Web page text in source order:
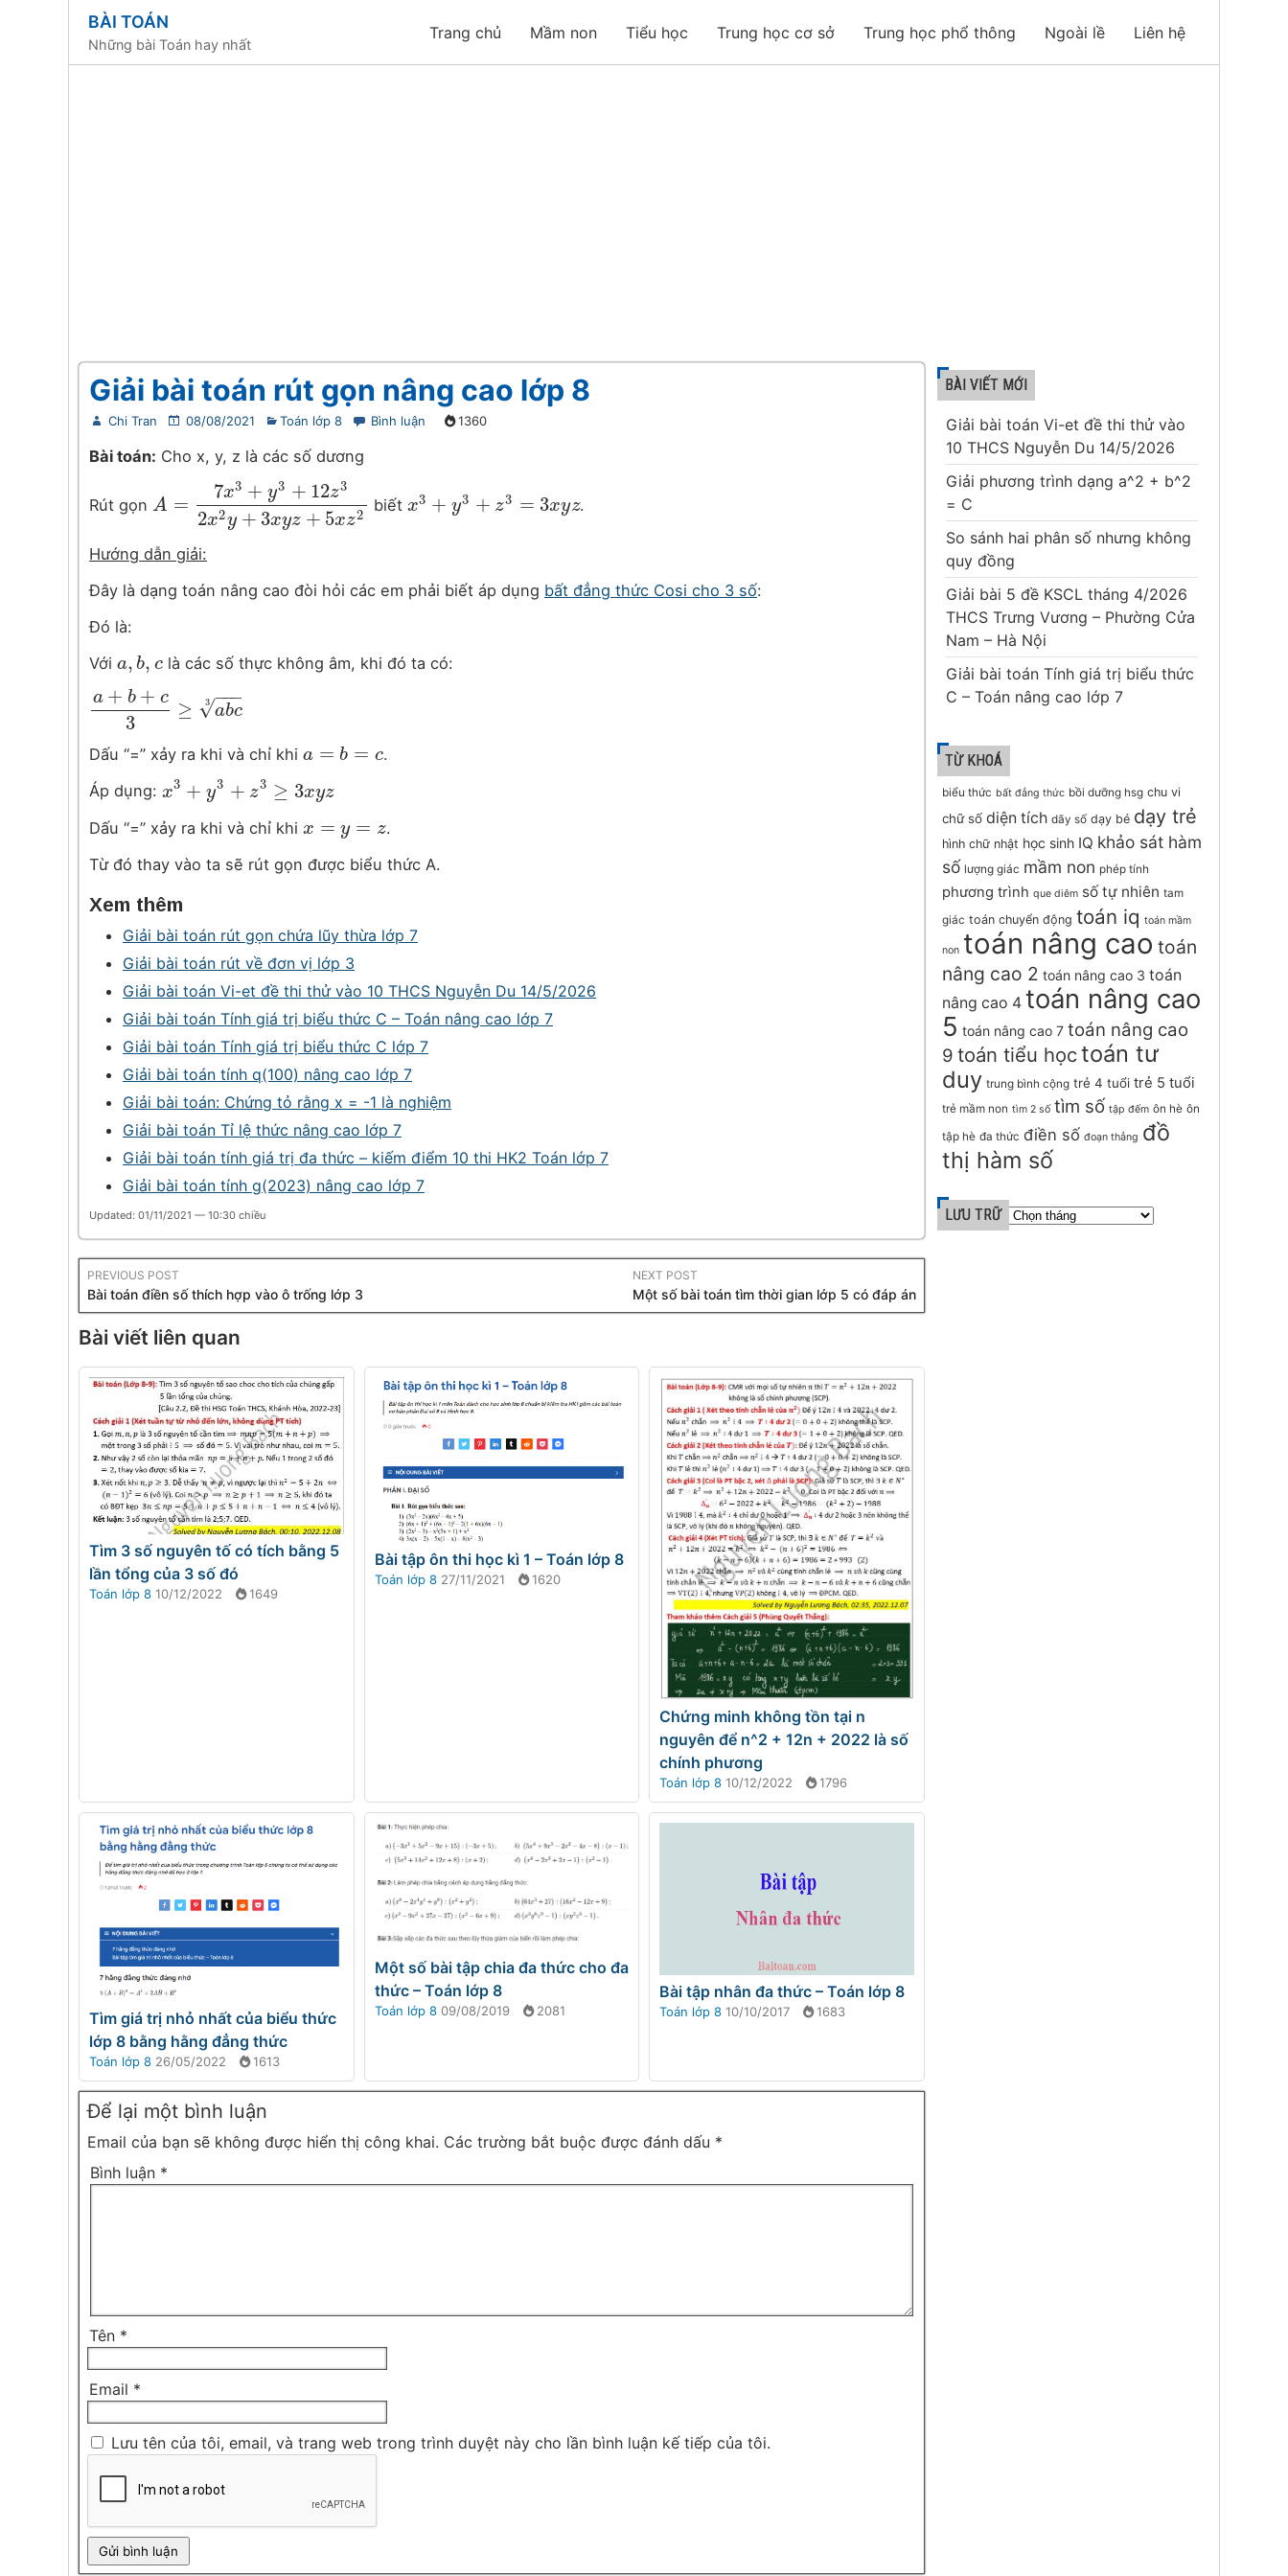
BÀI TOÁN
Những bài Toán hay nhất
Trang chủ Mầm non Tiểu học Trung học cơ sở Trung học phổ thông Ngoài lề Liên hệ
Giải bài toán rút gọn nâng cao lớp 8
Chi Tran 08/08/2021 Toán lớp 8 Bình luận 1360
Bài toán: Cho x, y, z là các số dương
Rút gọn A =
7x3 + y3 + 12z3
2x2y + 3xyz + 5xz2
A= 7x 3+y3+12z32x2y+3xyz+ 5xz2
biếtx3 + y3 + z3 = 3xyz
x3 +y3+z 3= 3x yz .
Hướng dẫn giải:
Đây là dạng toán nâng cao đòi hỏi các em phải biết áp dụng bất đẳng thức Cosi cho 3 số:
Đó là:
Với a, b, c
a,b,c
là các số thực không âm, khi đó ta có:
a + b + c
3
≥ abc
−−
−
√
3
a+b+c3≥ab c3
Dấu “=” xảy ra khi và chỉ khi a = b = c
a=b=c
.
Áp dụng: x3 + y3 + z3 ≥ 3xyz
x3 +y3+z 3≥ 3x yz
Dấu “=” xảy ra khi và chỉ khi x = y = z
x= y= z
.
Từ đó thay vào ta sẽ rút gọn được biểu thức A.
Xem thêm
Giải bài toán rút gọn chứa lũy thừa lớp 7
Giải bài toán rút về đơn vị lớp 3
Giải bài toán Vi-et đề thi thử vào 10 THCS Nguyễn Du 14/5/2026
Giải bài toán Tính giá trị biểu thức C – Toán nâng cao lớp 7
Giải bài toán Tính giá trị biểu thức C lớp 7
Giải bài toán tính q(100) nâng cao lớp 7
Giải bài toán: Chứng tỏ rằng x = -1 là nghiệm
Giải bài toán Tỉ lệ thức nâng cao lớp 7
Giải bài toán tính giá trị đa thức – kiếm điểm 10 thi HK2 Toán lớp 7
Giải bài toán tính g(2023) nâng cao lớp 7
Updated: 01/11/2021 — 10:30 chiều
PREVIOUS POST
Bài toán điền số thích hợp vào ô trống lớp 3
NEXT POST
Một số bài toán tìm thời gian lớp 5 có đáp án
Bài viết liên quan
Tìm 3 số nguyên tố có tích bằng 5
lần tổng của 3 số đó
Toán lớp 8 10/12/2022 1649
Bài tập ôn thi học kì 1 – Toán lớp 8
Toán lớp 8 27/11/2021 1620
Chứng minh không tồn tại n
nguyên để n^2 + 12n + 2022 là số
chính phương
Toán lớp 8 10/12/2022 1796
Tìm giá trị nhỏ nhất của biểu thức
lớp 8 bằng hằng đẳng thức
Toán lớp 8 26/05/2022 1613
Một số bài tập chia đa thức cho đa
thức – Toán lớp 8
Toán lớp 8 09/08/2019 2081
Bài tập nhân đa thức – Toán lớp 8
Toán lớp 8 10/10/2017 1683
Để lại một bình luận
Email của bạn sẽ không được hiển thị công khai. Các trường bắt buộc được đánh dấu *
Bình luận *
Tên *
Email *
Lưu tên của tôi, email, và trang web trong trình duyệt này cho lần bình luận kế tiếp của tôi.
BÀI VIẾT MỚI
Giải bài toán Vi-et đề thi thử vào
10 THCS Nguyễn Du 14/5/2026
Giải phương trình dạng a^2 + b^2
= C
So sánh hai phân số nhưng không
quy đồng
Giải bài 5 đề KSCL tháng 4/2026
THCS Trưng Vương – Phường Cửa
Nam – Hà Nội
Giải bài toán Tính giá trị biểu thức
C – Toán nâng cao lớp 7
TỪ KHOÁ
biểu thức bất đẳng thức bồi dưỡng hsg chu vi
chữ số diện tích dãy số dạy bé dạy trẻ
hình chữ nhật học sinh IQ khảo sát hàm
số lượng giác mầm non phép tính
phương trình que diêm số tự nhiên tam
giác toán chuyển động toán iq toán mầm
non toán nâng cao toán
nâng cao 2 toán nâng cao 3 toán
nâng cao 4 toán nâng cao
5 toán nâng cao 7 toán nâng cao
9 toán tiểu họctoán tư
duy trung bình cộng trẻ 4 tuổi trẻ 5 tuổi
trẻ mầm non tìm 2 số tìm số tập đếm ôn hè ôn
tập hè đa thức điền số đoạn thẳng đồ
thị hàm số
LƯU TRỮ